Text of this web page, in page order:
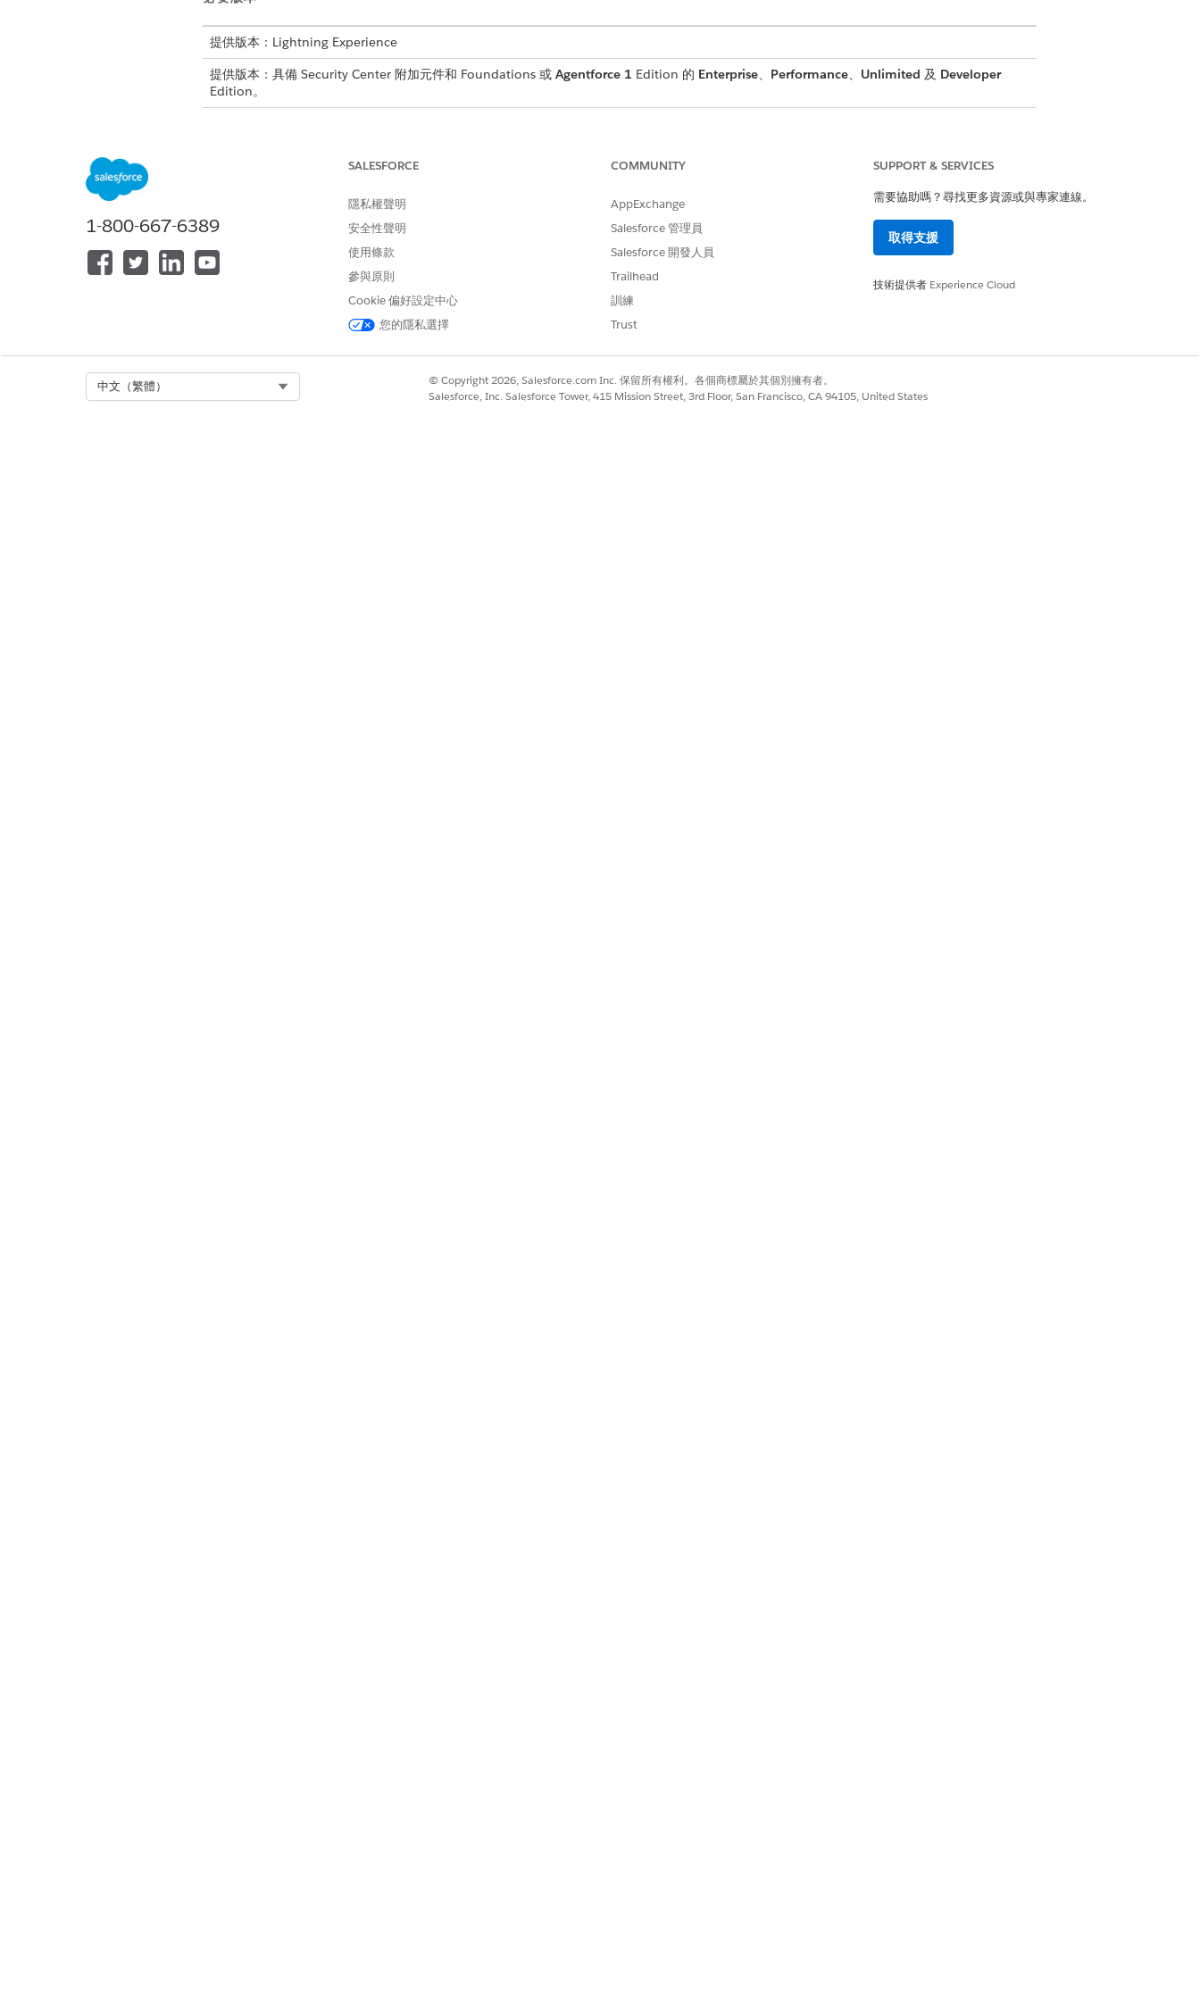
提供版本：Lightning Experience
提供版本：具備 Security Center 附加元件和 Foundations 或 Agentforce 1 Edition 的 Enterprise、 Performance、 Unlimited 及 Developer
Edition。
若要檢視 Security Center 頁面：
檢視 Security Center
若要建立和編輯安全性原則：
管理 Security Center
請參閱標準工作人員動作的一般使用者存取權
SaveInvestigationImpactedInstance
參照動作類型
標準動作
此工具是否會執行一或多個提示範本?
否
1-800-667-6389
SALESFORCE
隱私權聲明
安全性聲明
使用條款
參與原則
Cookie 偏好設定中心
您的隱私選擇
COMMUNITY
AppExchange
Salesforce 管理員
Salesforce 開發人員
Trailhead
訓練
Trust
SUPPORT & SERVICES
需要協助嗎？尋找更多資源或與專家連線。
取得支援
技術提供者 Experience Cloud
中文（繁體）
© Copyright 2026, Salesforce.com Inc. 保留所有權利。各個商標屬於其個別擁有者。
Salesforce, Inc. Salesforce Tower, 415 Mission Street, 3rd Floor, San Francisco, CA 94105, United States